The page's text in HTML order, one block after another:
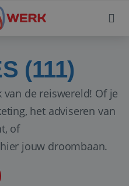
(111)
de reiswereld! Of je
het adviseren van
of
jouw droombaan.